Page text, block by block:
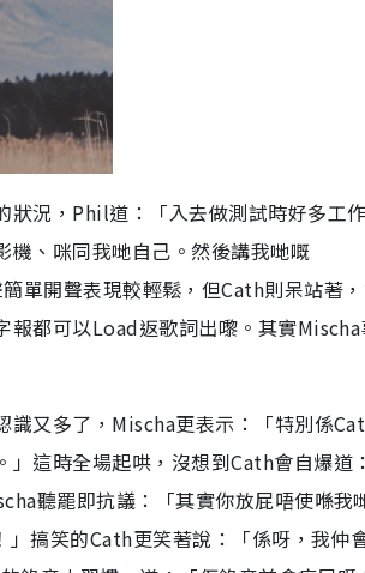
狀況，Phil道：「入去做測試時好多工
機、咪同我哋自己。然後講我哋嘅
單開聲表現較輕鬆，但Cath則呆站著
報都可以Load返歌詞出嚟。其實
識又多了，Mischa更表示：「特別係
這時全場起哄，沒想到Cath會自爆道
聽罷即抗議：「其實你放屁唔使喺我
搞笑的Cath更笑著說：「係呀，我仲